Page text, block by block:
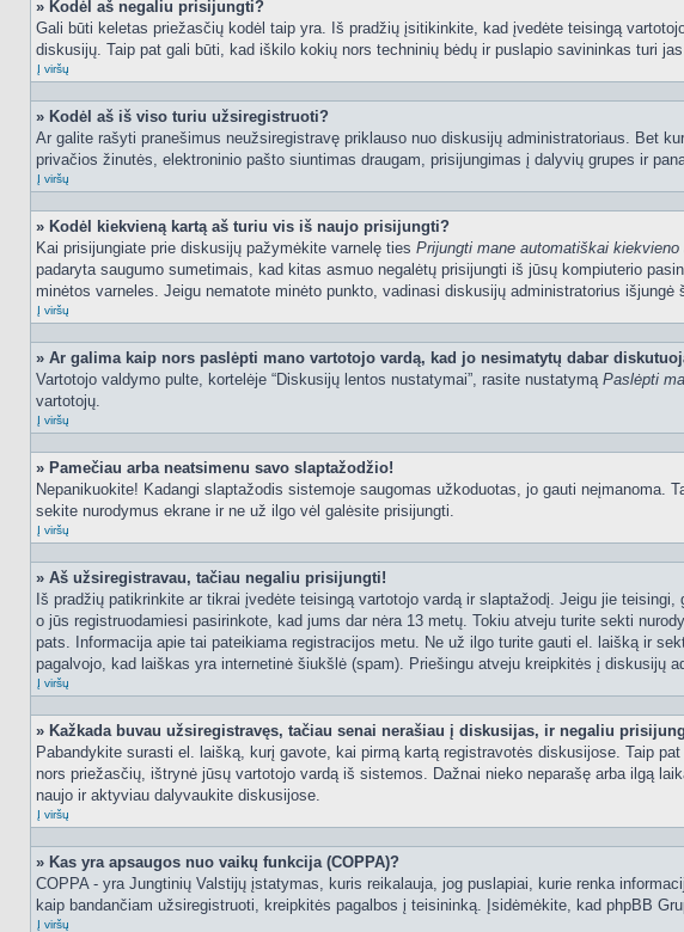
» Kodėl aš negaliu prisijungti?
Gali būti keletas priežasčių kodėl taip yra. Iš pradžių įsitikinkite, kad įvedėte teisingą
diskusijų. Taip pat gali būti, kad iškilo kokių nors techninių bėdų ir puslapio savininkas turi
Į viršų
» Kodėl aš iš viso turiu užsiregistruoti?
Ar galite rašyti pranešimus neužsiregistravę priklauso nuo diskusijų administratoriaus. Bet
privačios žinutės, elektroninio pašto siuntimas draugam, prisijungimas į dalyvių grupes ir
Į viršų
» Kodėl kiekvieną kartą aš turiu vis iš naujo prisijungti?
Kai prisijungiate prie diskusijų pažymėkite varnelę ties Prijungti mane automatiškai
padaryta saugumo sumetimais, kad kitas asmuo negalėtų prisijungti iš jūsų kompiuterio
minėtos varneles. Jeigu nematote minėto punkto, vadinasi diskusijų administratorius išjungė
Į viršų
» Ar galima kaip nors paslėpti mano vartotojo vardą, kad jo nesimatytų dabar
Vartotojo valdymo pulte, kortelėje “Diskusijų lentos nustatymai”, rasite nustatymą Paslėpti
vartotojų.
Į viršų
» Pamečiau arba neatsimenu savo slaptažodžio!
Nepanikuokite! Kadangi slaptažodis sistemoje saugomas užkoduotas, jo gauti
sekite nurodymus ekrane ir ne už ilgo vėl galėsite prisijungti.
Į viršų
» Aš užsiregistravau, tačiau negaliu prisijungti!
Iš pradžių patikrinkite ar tikrai įvedėte teisingą vartotojo vardą ir slaptažodį. Jeigu jie
o jūs registruodamiesi pasirinkote, kad jums dar nėra 13 metų. Tokiu atveju turite sekti
pats. Informacija apie tai pateikiama registracijos metu. Ne už ilgo turite gauti el. laišką ir
pagalvojo, kad laiškas yra internetinė šiukšlė (spam). Priešingu atveju kreipkitės į diskusijų
Į viršų
» Kažkada buvau užsiregistravęs, tačiau senai nerašiau į diskusijas, ir negaliu
Pabandykite surasti el. laišką, kurį gavote, kai pirmą kartą registravotės diskusijose. Taip
nors priežasčių, ištrynė jūsų vartotojo vardą iš sistemos. Dažnai nieko neparašę arba ilgą
naujo ir aktyviau dalyvaukite diskusijose.
Į viršų
» Kas yra apsaugos nuo vaikų funkcija (COPPA)?
COPPA - yra Jungtinių Valstijų įstatymas, kuris reikalauja, jog puslapiai, kurie renka
kaip bandančiam užsiregistruoti, kreipkitės pagalbos į teisininką. Įsidėmėkite, kad phpBB
Į viršų